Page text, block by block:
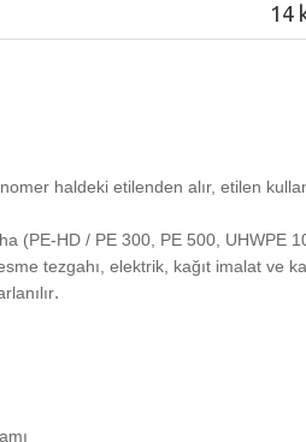
14
haldeki etilenden alır, etilen
HD / PE 300, PE 500, UHWPE
tezgahı, elektrik, kağıt imalat ve
.